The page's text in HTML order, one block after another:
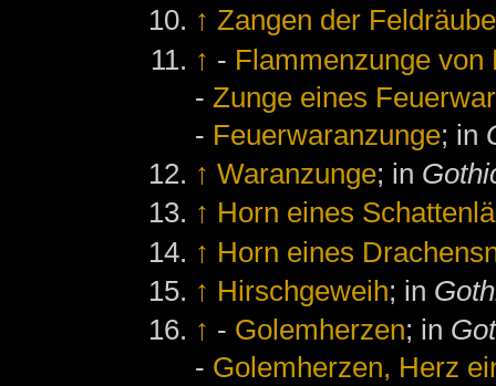
↑ Zangen der
↑ - Flammenzunge von
-Zunge eines
- Feuerwaranzunge; in
↑ Waranzunge; in
↑ Horn eines
↑ Horn eines
↑ Hirschgeweih; in
↑ - Golemherzen; in
- Golemherzen, Herz